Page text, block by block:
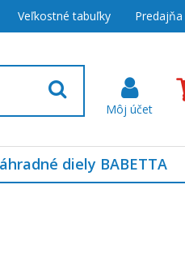
Veľkostné tabuľky Predajňa
diely BABETTA